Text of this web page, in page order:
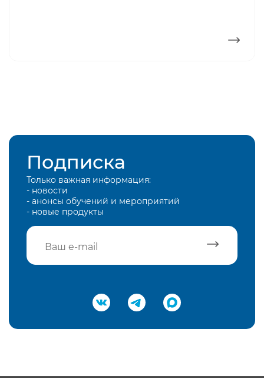
Подписка
Только важная информация:
- новости
- анонсы обучений и мероприятий
- новые продукты
Подтвердить e-mail